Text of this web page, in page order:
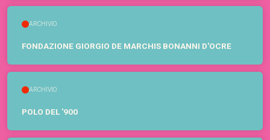
ARCHIVIO
FONDAZIONE GIORGIO DE MARCHIS BONANNI D'OCRE
ARCHIVIO
POLO DEL '900